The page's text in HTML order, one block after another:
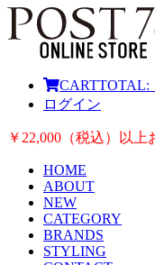
CARTTOTAL:
ログイン
￥22,000（税込）以
HOME
ABOUT
NEW
CATEGORY
BRANDS
STYLING